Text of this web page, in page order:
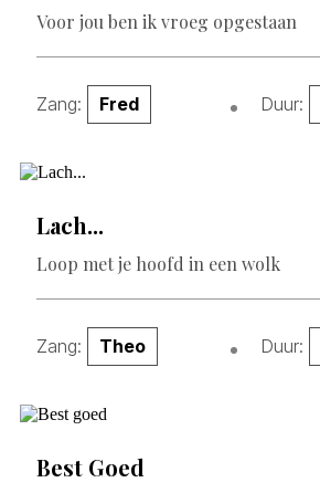
Voor jou ben ik vroeg opgestaan
Zang: Fred Duur:
Lach...
Loop met je hoofd in een wolk
Zang: Theo Duur:
Best Goed